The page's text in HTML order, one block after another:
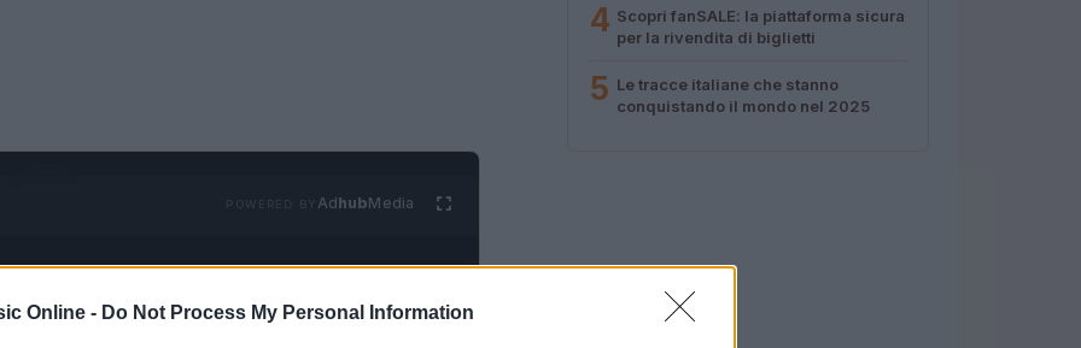
Online - Do Not Process My Personal Information
POWERED BY AdhubMedia
4 Scopri fanSALE: la piattaforma sicura
per la rivendita di biglietti
5 Le tracce italiane che stanno
conquistando il mondo nel 2025